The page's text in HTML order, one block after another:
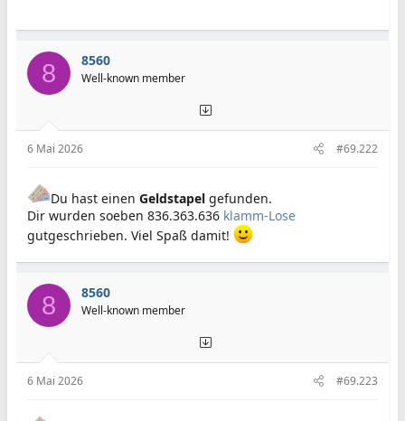
8 8560
Well-known member
6 Mai 2026 #69.222
Du hast einen Geldstapel gefunden.
Dir wurden soeben 836.363.636 klamm-Lose
gutgeschrieben. Viel Spaß damit!
8 8560
Well-known member
6 Mai 2026 #69.223